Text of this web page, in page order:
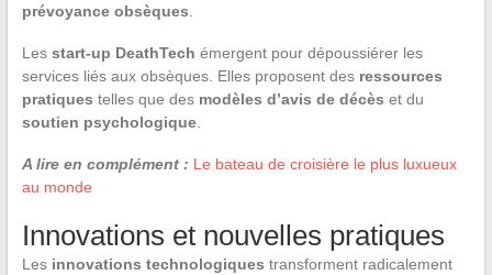
prévoyance obsèques
Les start-up DeathTech émergent pour dépoussiérer les
services liés aux obsèques. Elles proposent des ressources
pratiques telles que des modèles d’avis de décès et du
soutien psychologique.
A lire en complément : Le bateau de croisière le plus luxueux
au monde
Innovations et nouvelles pratiques
Les innovations technologiques transforment radicalement